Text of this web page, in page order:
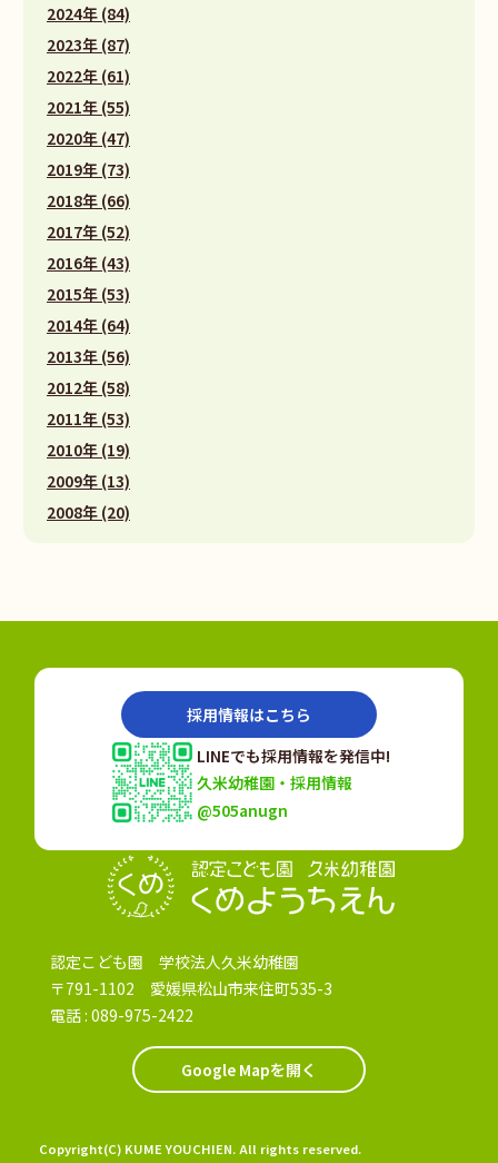
2024年 (84)
2023年 (87)
2022年 (61)
2021年 (55)
2020年 (47)
2019年 (73)
2018年 (66)
2017年 (52)
2016年 (43)
2015年 (53)
2014年 (64)
2013年 (56)
2012年 (58)
2011年 (53)
2010年 (19)
2009年 (13)
2008年 (20)
認定こども園 学校法人久米幼稚園
〒791-1102 愛媛県松山市来住町535-3
電話 : 089-975-2422
Google Mapを開く
採用情報はこちら
LINEでも採用情報を発信中!
久米幼稚園・採用情報
@505anugn
Copyright(C) KUME YOUCHIEN. All rights reserved.